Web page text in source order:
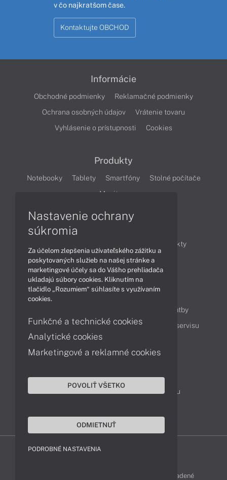
v čo najkratšom čase.
Kontaktujte OBCHOD
Informácie
Obchodné podmienky
Reklamačné podmienky
Ochrana osobných údajov
Vrátenie tovaru
Vyhlásenie o prístupnosti
Cookies
Produkty
Notebooky Tablety Smartfóny
Stolné počítače
Monitory
Produkty
Technológie
Videá
Obsah
Možnosti doručenia a platby
Podpora a servis
Servisné služby Cenník servisu
Kontakty
043 4224 771
Obchodné oddelenie
Reklamácia tovaru
LENOVO-SHOP © 2013 - 2026 Všetky práva vyhradené
Nastavenie ochrany
súkromia
Za účelom zlepšenia užívateľského zážitku a
poskytovaných služieb na našej stránke a
marketingové účely sa do Vášho prehliadača
ukladajú súbory cookies. Kliknutím na
tlačidlo „Rozumiem“ súhlasíte s využívaním
cookies.
Funkčné a technické cookies
Analytické cookies
Marketingové a reklamné cookies
POVOLIŤ VŠETKO
ODMIETNUŤ
PODROBNÉ NASTAVENIA